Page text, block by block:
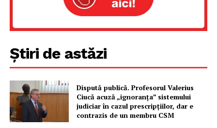
PRESShub
Despre noi / Echipa
Proiecte editoriale
Rețea
Contact
Știri de astăzi
Dispută publică. Profesorul Valerius
Ciucă acuză „ignoranța” sistemului
judiciar în cazul prescripțiilor, dar e
contrazis de un membru CSM